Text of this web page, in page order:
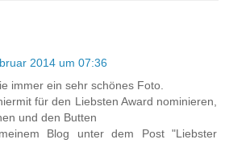
2014 um 07:36
immer ein sehr schönes Foto.
für den Liebsten Award nominieren,
und den Butten
Blog unter dem Post "Liebster